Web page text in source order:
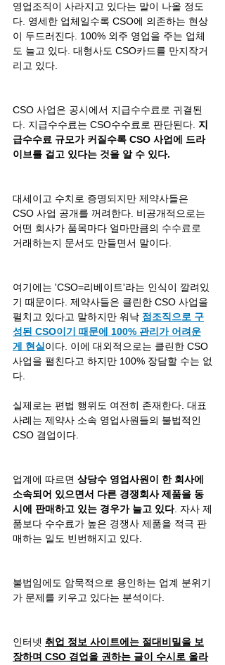
영업조직이 사라지고 있다는 말이 나올 정도
다.​ 영세한 업체일수록 CSO에 의존하는 현상
이 두드러진다. 100% 외주 영업을 주는 업체
도 늘고 있다. 대형사도 CSO카드를 만지작거
리고 있다.​
CSO 사업은 공시에서 지급수수료로 귀결된
다. 지급수수료는 CSO수수료로 판단된다. 지
급수수료 규모가 커질수록 CSO 사업에 드라
이브를 걸고 있다는 것을 알 수 있다.
대세이고 수치로 증명되지만 제약사들은
CSO 사업 공개를 꺼려한다. 비공개적으로는
어떤 회사가 품목마다 얼마만큼의 수수료로
거래하는지 문서도 만들면서 말이다.
여기에는 'CSO=리베이트'라는 인식이 깔려있
기 때문이다. 제약사들은 클린한 CSO 사업을
펼치고 있다고 말하지만 워낙 점조직으로 구
성된 CSO이기 때문에 100% 관리가 어려운
게 현실 이다. 이에 대외적으로는 클린한 CSO
사업을 펼친다고 하지만 100% 장담할 수는 없
다.
실제로는 편법 행위도 여전히 존재한다. 대표
사례는 제약사 소속 영업사원들의 불법적인
CSO 겸업이다.
업계에 따르면 상당수 영업사원이 한 회사에
소속되어 있으면서 다른 경쟁회사 제품을 동
시에 판매하고 있는 경우가 늘고 있다 . 자사 제
품보다 수수료가 높은 경쟁사 제품을 적극 판
매하는 일도 빈번해지고 있다.
불법임에도 암묵적으로 용인하는 업계 분위기
가 문제를 키우고 있다는 분석이다.
인터넷 취업 정보 사이트에는 절대비밀을 보
장하며 CSO 겸업을 권하는 글이 수시로 올라